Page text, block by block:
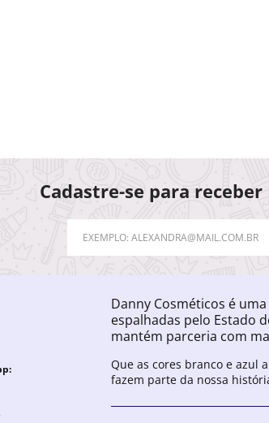
Cadastre-se para
Danny Cosméticos é
espalhadas pelo Estado
mantém parceria com
Que as cores branco e azul
fazem parte da nossa